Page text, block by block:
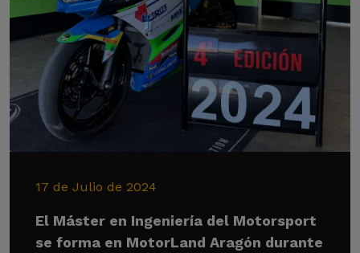
17 de Julio de 2024
El Máster en Ingeniería del Motorsport
se forma en MotorLand Aragón durante